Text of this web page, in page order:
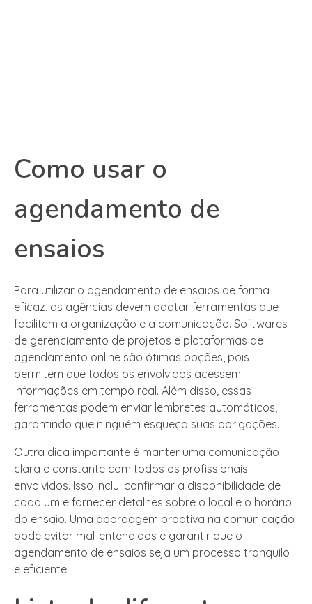
Como usar o
agendamento de
ensaios
Para utilizar o agendamento de ensaios de forma
eficaz, as agências devem adotar ferramentas que
facilitem a organização e a comunicação. Softwares
de gerenciamento de projetos e plataformas de
agendamento online são ótimas opções, pois
permitem que todos os envolvidos acessem
informações em tempo real. Além disso, essas
ferramentas podem enviar lembretes automáticos,
garantindo que ninguém esqueça suas obrigações.
Outra dica importante é manter uma comunicação
clara e constante com todos os profissionais
envolvidos. Isso inclui confirmar a disponibilidade de
cada um e fornecer detalhes sobre o local e o horário
do ensaio. Uma abordagem proativa na comunicação
pode evitar mal-entendidos e garantir que o
agendamento de ensaios seja um processo tranquilo
e eficiente.